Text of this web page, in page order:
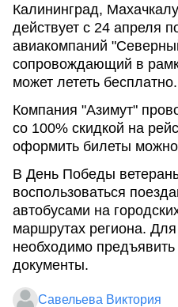
Калининград,
действует с 24 апреля
авиакомпаний
сопровождающий в
может лететь бесплатно.
Компания "Азимут"
со 100% скидкой на
оформить билеты
В День Победы
воспользоваться
автобусами на
маршрутах региона.
необходимо
документы.
Савельева Виктория